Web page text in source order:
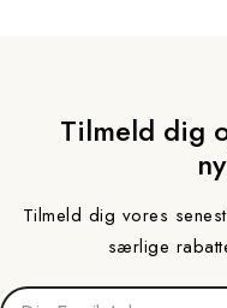
Tilmeld dig
Tilmeld dig vores
særlige